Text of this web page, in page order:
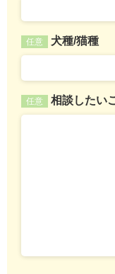
任意 犬種/猫種
任意 相談したい